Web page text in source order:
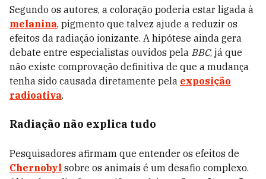
Segundo os autores, a coloração poderia estar ligada à
melanina, pigmento que talvez ajude a reduzir os
efeitos da radiação ionizante. A hipótese ainda gera
debate entre especialistas ouvidos pela BBC, já que
não existe comprovação definitiva de que a mudança
tenha sido causada diretamente pela exposição
radioativa.
Radiação não explica tudo
Pesquisadores afirmam que entender os efeitos de
Chernobyl sobre os animais é um desafio complexo.